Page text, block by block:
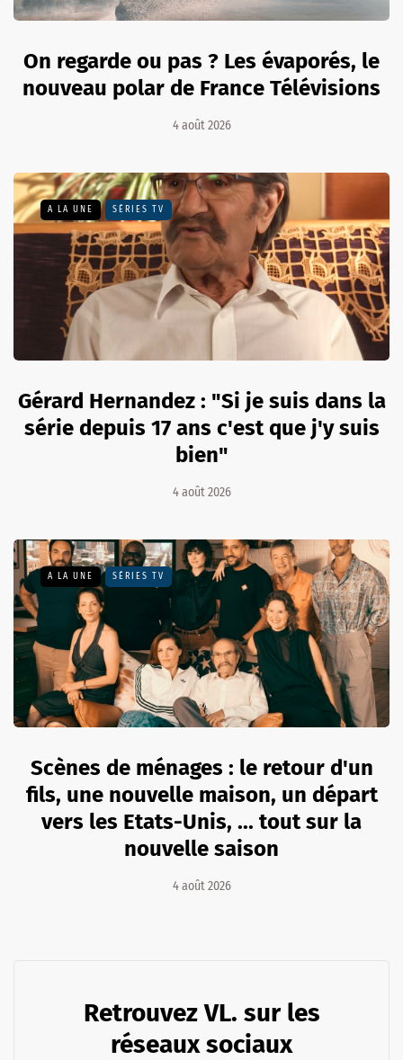
On regarde ou pas ? Les évaporés, le
nouveau polar de France Télévisions
4 août 2026
A LA UNE SÉRIES TV
Gérard Hernandez : "Si je suis dans la
série depuis 17 ans c'est que j'y suis
bien"
4 août 2026
A LA UNE SÉRIES TV
Scènes de ménages : le retour d'un
fils, une nouvelle maison, un départ
vers les Etats-Unis, ... tout sur la
nouvelle saison
4 août 2026
Retrouvez VL. sur les
réseaux sociaux